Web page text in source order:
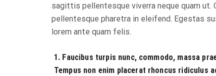
sagittis pellentesque viverra neque quam ut.
pellentesque pharetra in eleifend. Egestas
lorem ante quam felis.
1. Faucibus turpis nunc, commodo, massa
Tempus non enim placerat rhoncus ridiculus